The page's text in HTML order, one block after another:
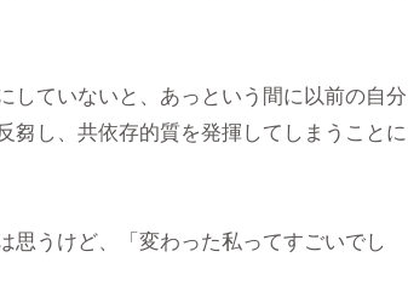
していないと、あっという間に以前の自分
芻し、共依存的質を発揮してしまうことに
思うけど、「変わった私ってすごいでし